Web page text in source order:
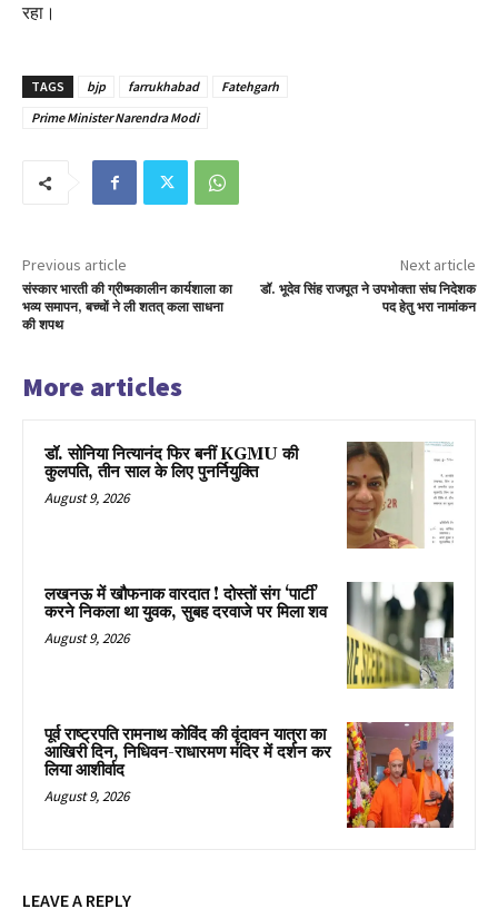
रहा।
TAGS bjp farrukhabad
Fatehgarh
Prime Minister Narendra Modi
Previous article
संस्कार भारती की ग्रीष्मकालीन कार्यशाला का
भव्य समापन, बच्चों ने ली शतत् कला साधना
की शपथ
Next article
डॉ. भूदेव सिंह राजपूत ने उपभोक्ता संघ निदेशक
पद हेतु भरा नामांकन
More articles
डॉ. सोनिया नित्यानंद फिर बनीं KGMU की
कुलपति, तीन साल के लिए पुनर्नियुक्ति
August 9, 2026
लखनऊ में खौफनाक वारदात ! दोस्तों संग ‘पार्टी’
करने निकला था युवक, सुबह दरवाजे पर मिला शव
August 9, 2026
पूर्व राष्ट्रपति रामनाथ कोविंद की वृंदावन यात्रा का
आखिरी दिन, निधिवन-राधारमण मंदिर में दर्शन कर
लिया आशीर्वाद
August 9, 2026
LEAVE A REPLY